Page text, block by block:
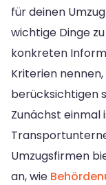
für deinen
wichtige Dinge
konkreten
Kriterien
berücksichtigen
Zunächst einmal
Umzugsfirmen
an, wie